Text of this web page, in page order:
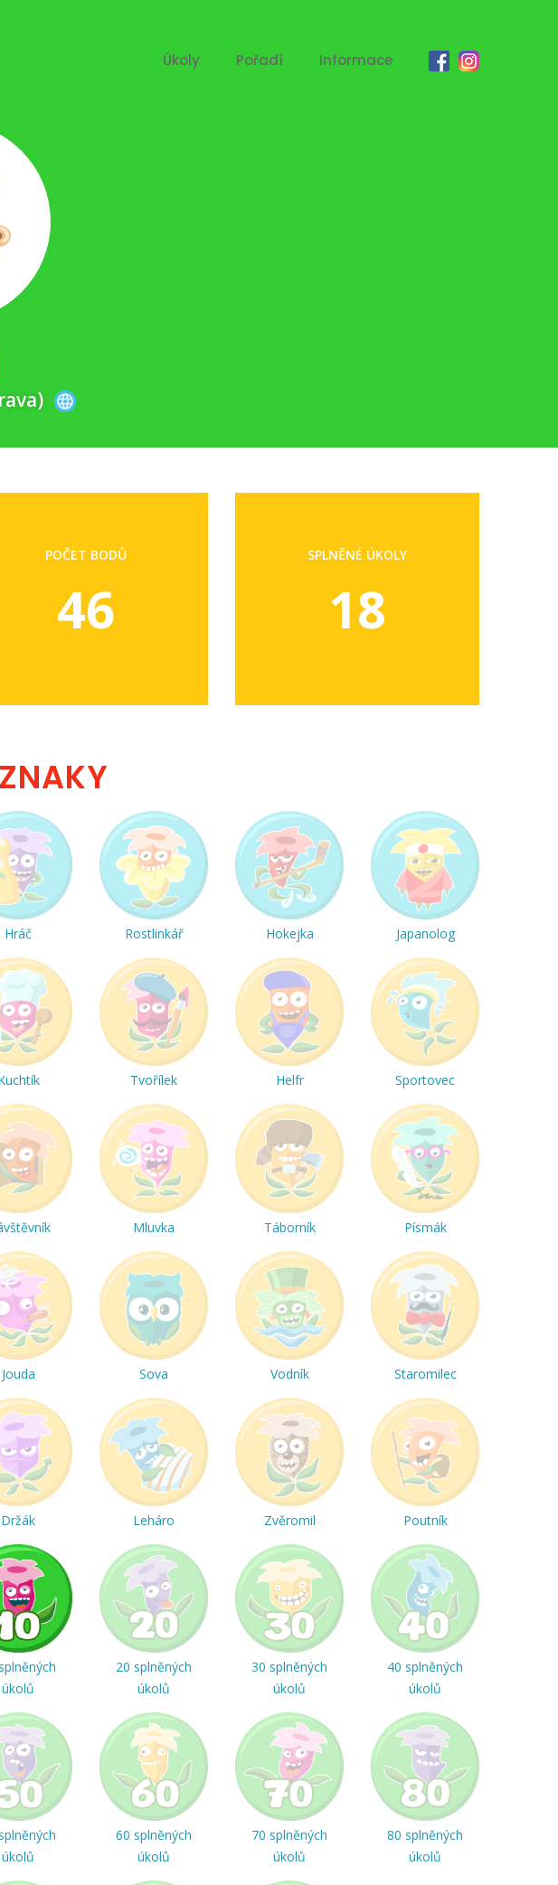
Úkoly Pořadí Informace
POČET BODŮ
46
SPLNĚNÉ ÚKOLY
18
Hráč Rostlinkář Hokejka Japanolog
Tvořílek Helfr Sportovec
Mluvka Táborník Písmák
Jouda Sova Vodník Staromilec
Držák Leháro Zvěromil Poutník
úkolů
20 splněných
úkolů
30 splněných
úkolů
40 splněných
úkolů
úkolů
60 splněných
úkolů
70 splněných
úkolů
80 splněných
úkolů